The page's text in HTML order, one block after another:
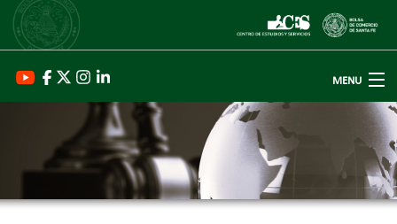
MENU
CES-BCSF
PUBLICACIONES